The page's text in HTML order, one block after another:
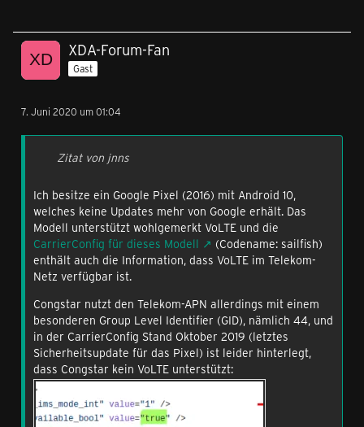
XDA-Forum-Fan
Gast
7. Juni 2020 um 01:04
Zitat von jnns
Ich besitze ein Google Pixel (2016) mit Android 10,
welches keine Updates mehr von Google erhält. Das
Modell unterstützt wohlgemerkt VoLTE und die
CarrierConfig für dieses Modell
(Codename: sailfish)
enthält auch die Information, dass VoLTE im Telekom-
Netz verfügbar ist.
Congstar nutzt den Telekom-APN allerdings mit einem
besonderen Group Level Identifier (GID), nämlich 44, und
in der CarrierConfig Stand Oktober 2019 (letztes
Sicherheitsupdate für das Pixel) ist leider hinterlegt,
dass Congstar kein VoLTE unterstützt: